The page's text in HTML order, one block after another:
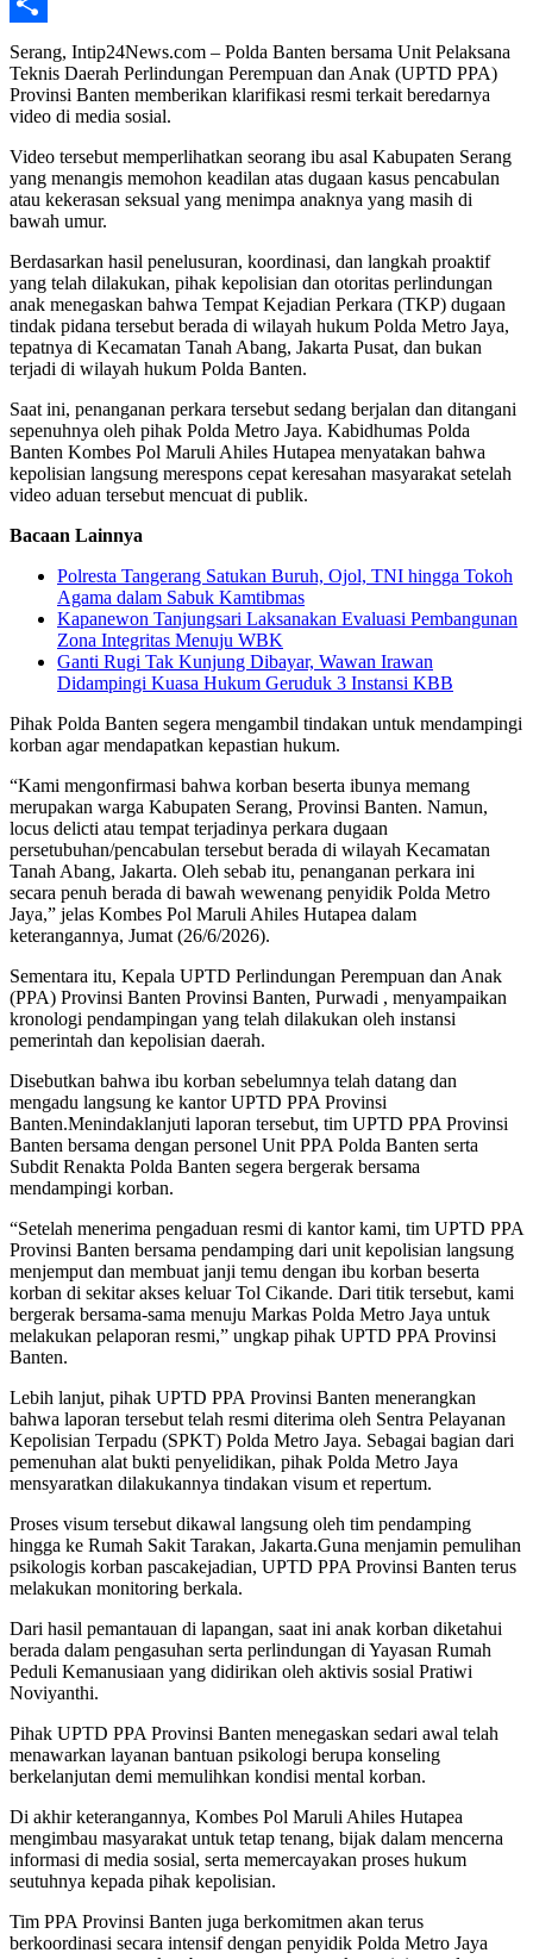
Share
Serang, Intip24News.com – Polda Banten bersama Unit Pelaksana
Teknis Daerah Perlindungan Perempuan dan Anak (UPTD PPA)
Provinsi Banten memberikan klarifikasi resmi terkait beredarnya
video di media sosial.
Video tersebut memperlihatkan seorang ibu asal Kabupaten Serang
yang menangis memohon keadilan atas dugaan kasus pencabulan
atau kekerasan seksual yang menimpa anaknya yang masih di
bawah umur.
Berdasarkan hasil penelusuran, koordinasi, dan langkah proaktif
yang telah dilakukan, pihak kepolisian dan otoritas perlindungan
anak menegaskan bahwa Tempat Kejadian Perkara (TKP) dugaan
tindak pidana tersebut berada di wilayah hukum Polda Metro Jaya,
tepatnya di Kecamatan Tanah Abang, Jakarta Pusat, dan bukan
terjadi di wilayah hukum Polda Banten.
Saat ini, penanganan perkara tersebut sedang berjalan dan ditangani
sepenuhnya oleh pihak Polda Metro Jaya. Kabidhumas Polda
Banten Kombes Pol Maruli Ahiles Hutapea menyatakan bahwa
kepolisian langsung merespons cepat keresahan masyarakat setelah
video aduan tersebut mencuat di publik.
Bacaan Lainnya
Polresta Tangerang Satukan Buruh, Ojol, TNI hingga Tokoh
Agama dalam Sabuk Kamtibmas
Kapanewon Tanjungsari Laksanakan Evaluasi Pembangunan
Zona Integritas Menuju WBK
Ganti Rugi Tak Kunjung Dibayar, Wawan Irawan
Didampingi Kuasa Hukum Geruduk 3 Instansi KBB
Pihak Polda Banten segera mengambil tindakan untuk mendampingi
korban agar mendapatkan kepastian hukum.
“Kami mengonfirmasi bahwa korban beserta ibunya memang
merupakan warga Kabupaten Serang, Provinsi Banten. Namun,
locus delicti atau tempat terjadinya perkara dugaan
persetubuhan/pencabulan tersebut berada di wilayah Kecamatan
Tanah Abang, Jakarta. Oleh sebab itu, penanganan perkara ini
secara penuh berada di bawah wewenang penyidik Polda Metro
Jaya,” jelas Kombes Pol Maruli Ahiles Hutapea dalam
keterangannya, Jumat (26/6/2026).
Sementara itu, Kepala UPTD Perlindungan Perempuan dan Anak
(PPA) Provinsi Banten Provinsi Banten, Purwadi , menyampaikan
kronologi pendampingan yang telah dilakukan oleh instansi
pemerintah dan kepolisian daerah.
Disebutkan bahwa ibu korban sebelumnya telah datang dan
mengadu langsung ke kantor UPTD PPA Provinsi
Banten.Menindaklanjuti laporan tersebut, tim UPTD PPA Provinsi
Banten bersama dengan personel Unit PPA Polda Banten serta
Subdit Renakta Polda Banten segera bergerak bersama
mendampingi korban.
“Setelah menerima pengaduan resmi di kantor kami, tim UPTD PPA
Provinsi Banten bersama pendamping dari unit kepolisian langsung
menjemput dan membuat janji temu dengan ibu korban beserta
korban di sekitar akses keluar Tol Cikande. Dari titik tersebut, kami
bergerak bersama-sama menuju Markas Polda Metro Jaya untuk
melakukan pelaporan resmi,” ungkap pihak UPTD PPA Provinsi
Banten.
Lebih lanjut, pihak UPTD PPA Provinsi Banten menerangkan
bahwa laporan tersebut telah resmi diterima oleh Sentra Pelayanan
Kepolisian Terpadu (SPKT) Polda Metro Jaya. Sebagai bagian dari
pemenuhan alat bukti penyelidikan, pihak Polda Metro Jaya
mensyaratkan dilakukannya tindakan visum et repertum.
Proses visum tersebut dikawal langsung oleh tim pendamping
hingga ke Rumah Sakit Tarakan, Jakarta.Guna menjamin pemulihan
psikologis korban pascakejadian, UPTD PPA Provinsi Banten terus
melakukan monitoring berkala.
Dari hasil pemantauan di lapangan, saat ini anak korban diketahui
berada dalam pengasuhan serta perlindungan di Yayasan Rumah
Peduli Kemanusiaan yang didirikan oleh aktivis sosial Pratiwi
Noviyanthi.
Pihak UPTD PPA Provinsi Banten menegaskan sedari awal telah
menawarkan layanan bantuan psikologi berupa konseling
berkelanjutan demi memulihkan kondisi mental korban.
Di akhir keterangannya, Kombes Pol Maruli Ahiles Hutapea
mengimbau masyarakat untuk tetap tenang, bijak dalam mencerna
informasi di media sosial, serta memercayakan proses hukum
seutuhnya kepada pihak kepolisian.
Tim PPA Provinsi Banten juga berkomitmen akan terus
berkoordinasi secara intensif dengan penyidik Polda Metro Jaya